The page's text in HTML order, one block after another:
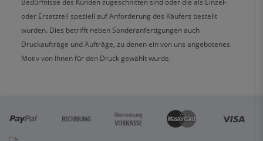
Bedürfnisse des Kunden zugeschnitten sind oder die als Einzel-
oder Ersatzteil speziell auf Anforderung des Käufers bestellt
wurden. Dies betrifft neben Sonderanfertigungen auch
Druckaufträge und Aufträge, zu denen ein von uns angebotenes
Motiv von Ihnen für den Druck gewählt wurde.